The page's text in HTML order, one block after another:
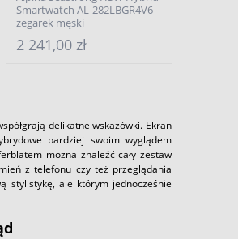
Smartwatch AL-282LBGR4V6 -
zegarek męski
2 241,00 zł
delikatne wskazówki. Ekran
bardziej swoim wyglądem
można znaleźć cały zestaw
z telefonu czy też przeglądania
stylistykę, ale którym jednocześnie